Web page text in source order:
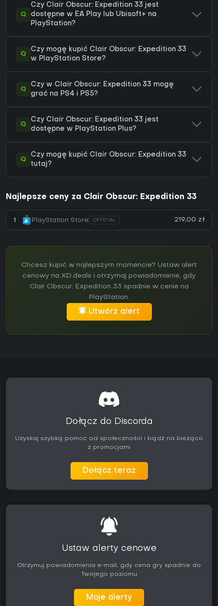
Q
Czy Clair Obscur: Expedition 33 jest
dostępne w EA Play lub Ubisoft+ na
PlayStation?
Q
Czy mogę kupić Clair Obscur: Expedition 33
w PlayStation Store?
Q
Czy w Clair Obscur: Expedition 33 mogę
grać na PS4 i PS5?
Q
Czy Clair Obscur: Expedition 33 jest
dostępne w PlayStation Plus?
Q
Czy mogę kupić Clair Obscur: Expedition 33
tutaj?
Najlepsze ceny za Clair Obscur: Expedition 33
1 PlayStation Store OFFICIAL 219,00 zł
Chcesz kupić w najlepszym momencie? Ustaw alert
cenowy na XD.deals i otrzymaj powiadomienie, gdy
Clair Obscur: Expedition 33 spadnie w cenie na
PlayStation.
Utwórz alert
Dołącz do Discorda
Uzyskaj szybką pomoc od społeczności i bądź na bieżąco
z promocjami
Dołącz teraz
Ustaw alerty cenowe
Otrzymuj powiadomienia e-mail, gdy cena gry spadnie do
Twojego poziomu
Moje alerty